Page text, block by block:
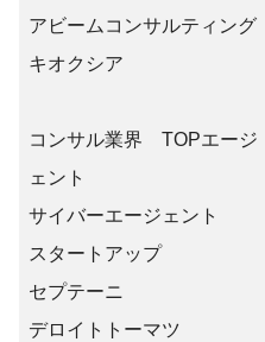
アビームコンサルティング
キオクシア
コンサル業界 TOPエージ
ェント
サイバーエージェント
スタートアップ
セプテーニ
デロイトトーマツ